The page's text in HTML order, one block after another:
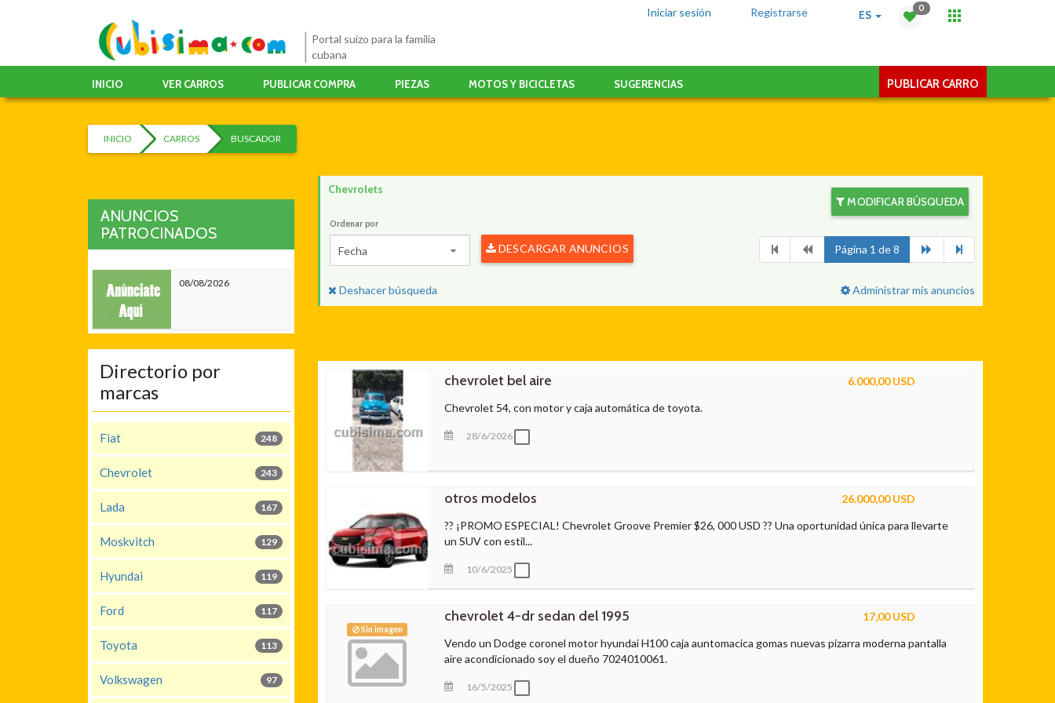
0
ES
Registrarse
Iniciar sesión
Portal suizo para la familia
cubana
INICIO VER CARROS PUBLICAR COMPRA PIEZAS MOTOS Y BICICLETAS SUGERENCIAS PUBLICAR CARRO
INICIO CARROS BUSCADOR
ANUNCIOS
PATROCINADOS
08/08/2026
Directorio por
marcas
248
Fiat
243
Chevrolet
167
Lada
129
Moskvitch
119
Hyundai
117
Ford
113
Toyota
97
Volkswagen
Chevrolets
MODIFICAR BÚSQUEDA
Ordenar por
Fecha DESCARGAR ANUNCIOS Página 1 de 8
Deshacer búsqueda Administrar mis anuncios
chevrolet bel aire
Chevrolet 54, con motor y caja automática de toyota.
28/6/2026
6.000,00 USD
otros modelos
?? ¡PROMO ESPECIAL! Chevrolet Groove Premier $26, 000 USD ?? Una oportunidad única para llevarte
un SUV con estil...
10/6/2025
26.000,00 USD
Sin imagen
chevrolet 4-dr sedan del 1995
Vendo un Dodge coronel motor hyundai H100 caja auntomacica gomas nuevas pizarra moderna pantalla
aire acondicionado soy el dueño 7024010061.
16/5/2025
17,00 USD